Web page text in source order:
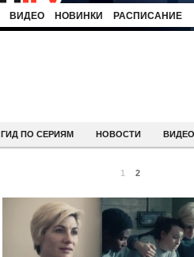
ВИДЕО НОВИНКИ РАСПИСАНИЕ
ГИД ПО СЕРИЯМ НОВОСТИ ВИДЕО
1 2